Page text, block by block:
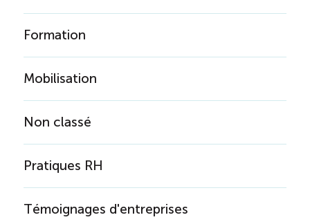
Formation
Mobilisation
Non classé
Pratiques RH
Témoignages d'entreprises